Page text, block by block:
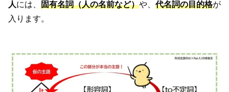
人には、 固有名詞（人の名前など）や、代名詞の目的格が
入ります。